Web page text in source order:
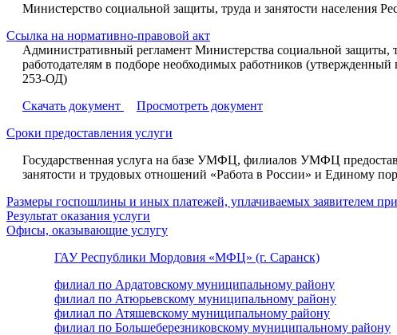
Министерство социальной защиты, труда и занятости населения
Ссылка на нормативно-правовой акт
Административный регламент Министерства социальной защиты,
работодателям в подборе необходимых работников
253-ОД)
Скачать документ
Просмотреть документ
Сроки предоставления услуги
Государственная услуга на базе УМФЦ, филиалов УМФЦ
занятости и трудовых отношений «Работа в России» и Единому
Размеры госпошлины и иных платежей, уплачиваемых заявителем
Результат оказания услуги
Офисы, оказывающие услугу
ГАУ Республики Мордовия «МФЦ» (г. Саранск)
филиал по Ардатовскому муниципальному району
филиал по Атюрьевскому муниципальному району
филиал по Атяшевскому муниципальному району
филиал по Большеберезниковскому муниципальному району